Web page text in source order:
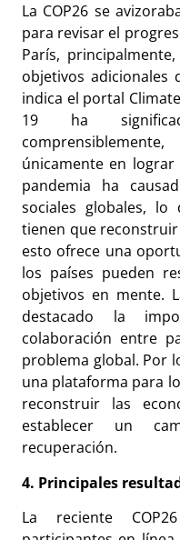
La COP26 se
para revisar el
París,
objetivos adicionales
indica el portal
19 ha
únicamente en lograr
pandemia ha
sociales globales, lo
tienen que
esto ofrece una
los países pueden
objetivos en mente.
destacado la
colaboración entre
problema global. Por
una plataforma para
reconstruir las
establecer un
recuperación.
4. Principales
La reciente